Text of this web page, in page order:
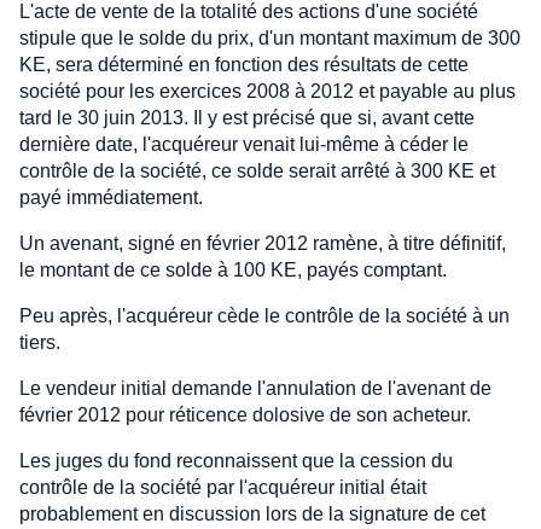
L'acte de vente de la totalité des actions d'une société
stipule que le solde du prix, d'un montant maximum de 300
KE, sera déterminé en fonction des résultats de cette
société pour les exercices 2008 à 2012 et payable au plus
tard le 30 juin 2013. Il y est précisé que si, avant cette
dernière date, l'acquéreur venait lui-même à céder le
contrôle de la société, ce solde serait arrêté à 300 KE et
payé immédiatement.
Un avenant, signé en février 2012 ramène, à titre définitif,
le montant de ce solde à 100 KE, payés comptant.
Peu après, l'acquéreur cède le contrôle de la société à un
tiers.
Le vendeur initial demande l'annulation de l'avenant de
février 2012 pour réticence dolosive de son acheteur.
Les juges du fond reconnaissent que la cession du
contrôle de la société par l'acquéreur initial était
probablement en discussion lors de la signature de cet